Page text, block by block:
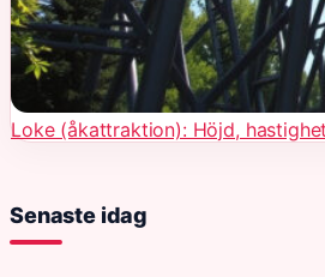
Loke (åkattraktion): Höjd,
Senaste idag